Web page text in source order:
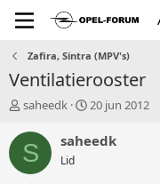
Zafira, Sintra (MPV's)
Ventilatierooster
T
p
i
saheedk
S
a
20 jun 2012
S saheedk
Lid